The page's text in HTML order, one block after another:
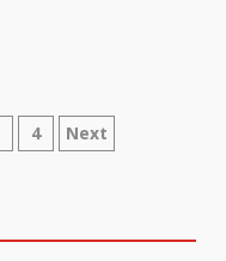
4 Next